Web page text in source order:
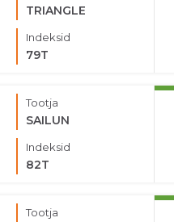
TRIANGLE
Indeksid
79T
Tootja
SAILUN
Indeksid
82T
Tootja